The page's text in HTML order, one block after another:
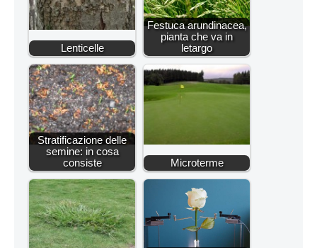
Lenticelle
Festuca arundinacea,
pianta che va in
letargo
Stratificazione delle
semine: in cosa
consiste
Microterme